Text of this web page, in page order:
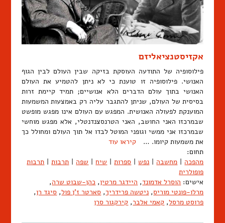
אקזיסטנציאליזם
פילוסופיה של התודעה העוסקת בזיקה שבין העולם לבין הגוף
האנושי. פילוסופיה זו טוענת כי לא ניתן להטמיע את העולם
האנושי בתוך עולם הדברים הלא אנושיים; תמיד קיימת זרות
בסיסית של העולם, שניתן להתגבר עליה רק באמצעות המשמעות
המוענקת לפעולה האנושית. המפגש עם העולם אינו מפגש מופשט
שבמרכזו האני החושב, האני הטרנסצנדנטלי, אלא מפגש מוחשי
שבמרכזו אני ממשי וגופני המוטל לבדו אל תוך העולם ומחולל כך
את משמעות קיומו. … קיראו עוד
תחום:
מהפכה | מחשבה | נפש | ספרות | שיח | שפה | תרבות | תרבות
פופולרית
אישים: הוסרל אדמונד, היידגר מרטין, כהן-שבוט שרה,
מרלו-פונטי מוריס, ניטשה פרידריך, סארטר ז'ן פול, סיגד רן,
פרוסט מרסל, קאמי אלבר, קירקגור סרן